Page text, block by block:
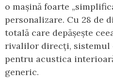
o mașină foarte
personalizare. Cu 28 de
totală care depășește
rivalilor direcți, sistemul
pentru acustica
generic.